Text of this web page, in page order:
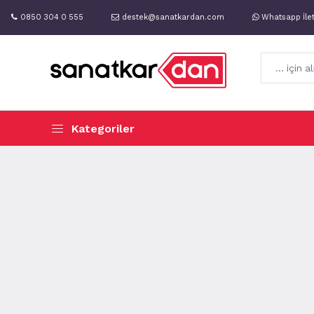
0850 304 0 555 destek@sanatkardan.com Whatsapp
Kategoriler